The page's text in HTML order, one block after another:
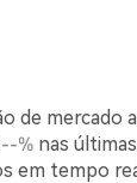
de mercado
--% nas
em tempo